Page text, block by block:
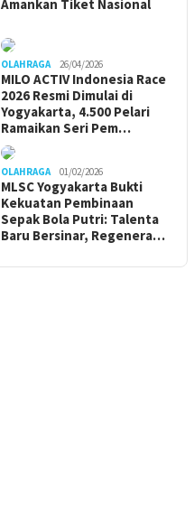
Amankan Tiket Nasional
OLAHRAGA 26/04/2026
MILO ACTIV Indonesia Race
2026 Resmi Dimulai di
Yogyakarta, 4.500 Pelari
Ramaikan Seri Pem…
OLAHRAGA 01/02/2026
MLSC Yogyakarta Bukti
Kekuatan Pembinaan
Sepak Bola Putri: Talenta
Baru Bersinar, Regenera…